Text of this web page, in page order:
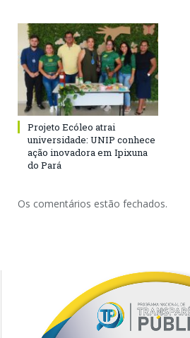
Projeto Ecóleo atrai
universidade: UNIP conhece
ação inovadora em Ipixuna
do Pará
Os comentários estão fechados.